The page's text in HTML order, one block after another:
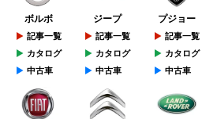
ボルボ
記事一覧
カタログ
中古車
ジープ
記事一覧
カタログ
中古車
プジョー
記事一覧
カタログ
中古車